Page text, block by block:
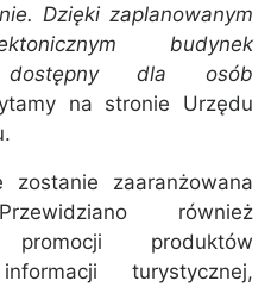
Dzięki zaplanowanym
budynek
dostępny dla osób
na stronie Urzędu
zaaranżowana
również
produktów
turystycznej,